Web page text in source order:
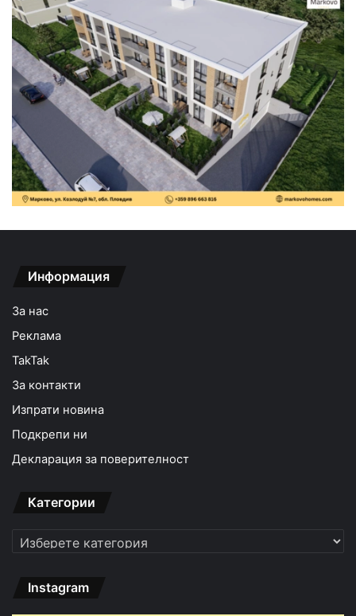
Информация
За нас
Реклама
TakTak
За контакти
Изпрати новина
Подкрепи ни
Декларация за поверителност
Категории
Категории
Instagram